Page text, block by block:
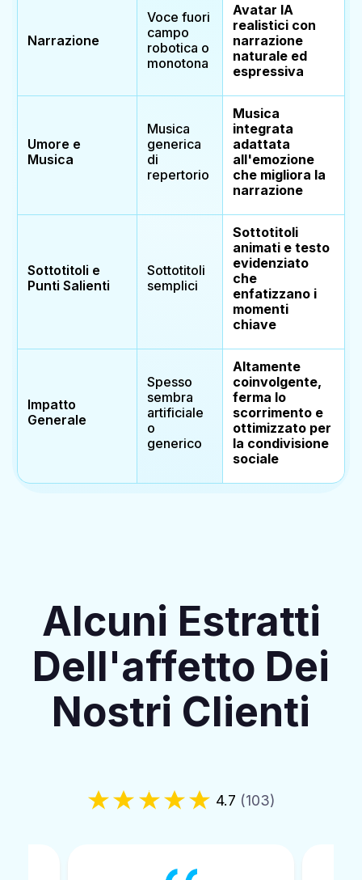
Narrazione
Voce fuori
campo
robotica o
monotona
Avatar IA
realistici con
narrazione
naturale ed
espressiva
Umore e
Musica
Musica
generica
di
repertorio
Musica
integrata
adattata
all'emozione
che migliora la
narrazione
Sottotitoli e
Punti Salienti
Sottotitoli
semplici
Sottotitoli
animati e testo
evidenziato
che
enfatizzano i
momenti
chiave
Impatto
Generale
Spesso
sembra
artificiale
o
generico
Altamente
coinvolgente,
ferma lo
scorrimento e
ottimizzato per
la condivisione
sociale
Alcuni Estratti
Dell'affetto Dei
Nostri Clienti
4.7 (103)